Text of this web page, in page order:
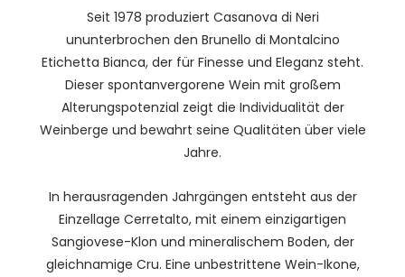
Seit 1978 produziert Casanova di Neri
ununterbrochen den Brunello di Montalcino
Etichetta Bianca, der für Finesse und Eleganz steht.
Dieser spontanvergorene Wein mit großem
Alterungspotenzial zeigt die Individualität der
Weinberge und bewahrt seine Qualitäten über viele
Jahre.
In herausragenden Jahrgängen entsteht aus der
Einzellage Cerretalto, mit einem einzigartigen
Sangiovese-Klon und mineralischem Boden, der
gleichnamige Cru. Eine unbestrittene Wein-Ikone,